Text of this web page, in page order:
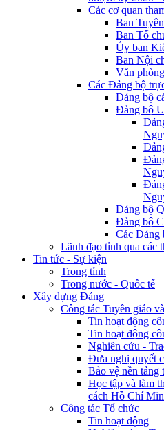
Các cơ quan
Ban
Ban Tổ
Ủy ban
Ban Nội
Văn phòng
Các Đảng bộ
Đảng bộ
Đảng bộ
Đảng bộ
Đảng bộ
Các Đảng
Lãnh đạo tỉnh qua các
Tin tức - Sự kiện
Trong tỉnh
Trong nước - Quốc tế
Xây dựng Đảng
Công tác Tuyên giáo
Tin hoạt động
Tin hoạt động
Nghiên cứu -
Đưa nghị quyết
Bảo vệ nền
Học tập và làm
cách Hồ Chí
Công tác Tổ chức
Tin hoạt động